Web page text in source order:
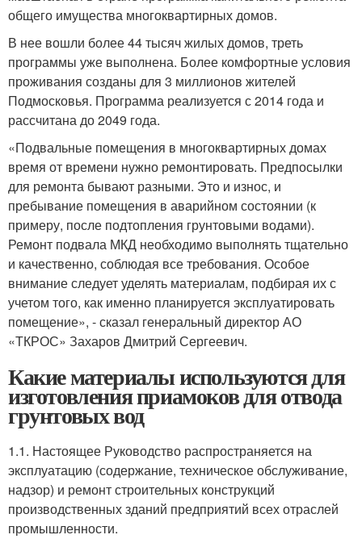
общего имущества многоквартирных домов.
В нее вошли более 44 тысяч жилых домов, треть
программы уже выполнена. Более комфортные условия
проживания созданы для 3 миллионов жителей
Подмосковья. Программа реализуется с 2014 года и
рассчитана до 2049 года.
«Подвальные помещения в многоквартирных домах
время от времени нужно ремонтировать. Предпосылки
для ремонта бывают разными. Это и износ, и
пребывание помещения в аварийном состоянии (к
примеру, после подтопления грунтовыми водами).
Ремонт подвала МКД необходимо выполнять тщательно
и качественно, соблюдая все требования. Особое
внимание следует уделять материалам, подбирая их с
учетом того, как именно планируется эксплуатировать
помещение», - сказал генеральный директор АО
«ТКРОС» Захаров Дмитрий Сергеевич.
Какие материалы используются для
изготовления приамоков для отвода
грунтовых вод
1.1. Настоящее Руководство распространяется на
эксплуатацию (содержание, техническое обслуживание,
надзор) и ремонт строительных конструкций
производственных зданий предприятий всех отраслей
промышленности.